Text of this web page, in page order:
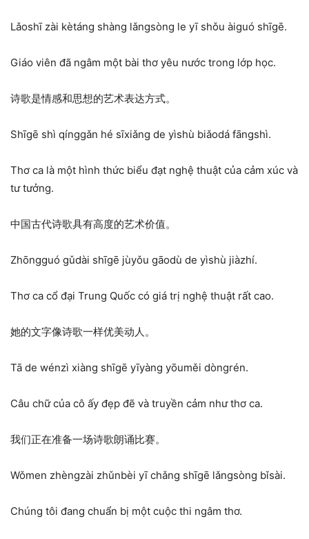
Lǎoshī zài kètáng shàng lǎngsòng le yī shǒu àiguó shīgē.
Giáo viên đã ngâm một bài thơ yêu nước trong lớp học.
诗歌是情感和思想的艺术表达方式。
Shīgē shì qínggǎn hé sīxiǎng de yìshù biǎodá fāngshì.
Thơ ca là một hình thức biểu đạt nghệ thuật của cảm xúc và
tư tưởng.
中国古代诗歌具有高度的艺术价值。
Zhōngguó gǔdài shīgē jùyǒu gāodù de yìshù jiàzhí.
Thơ ca cổ đại Trung Quốc có giá trị nghệ thuật rất cao.
她的文字像诗歌一样优美动人。
Tā de wénzì xiàng shīgē yīyàng yōuměi dòngrén.
Câu chữ của cô ấy đẹp đẽ và truyền cảm như thơ ca.
我们正在准备一场诗歌朗诵比赛。
Wǒmen zhèngzài zhǔnbèi yī chǎng shīgē lǎngsòng bǐsài.
Chúng tôi đang chuẩn bị một cuộc thi ngâm thơ.